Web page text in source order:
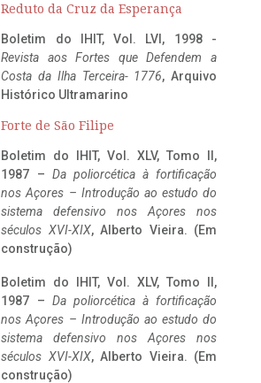
Reduto da Cruz da Esperança
Boletim do IHIT, Vol. LVI, 1998 -
Revista aos Fortes que Defendem a
Costa da Ilha Terceira- 1776, Arquivo
Histórico Ultramarino
Forte de São Filipe
Boletim do IHIT, Vol. XLV, Tomo II,
1987 – Da poliorcética à fortificação
nos Açores – Introdução ao estudo do
sistema defensivo nos Açores nos
séculos XVI-XIX, Alberto Vieira. (Em
construção)
Boletim do IHIT, Vol. XLV, Tomo II,
1987 – Da poliorcética à fortificação
nos Açores – Introdução ao estudo do
sistema defensivo nos Açores nos
séculos XVI-XIX, Alberto Vieira. (Em
construção)